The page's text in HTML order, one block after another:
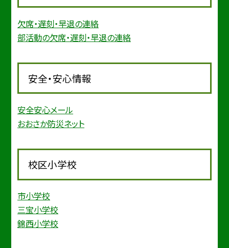
欠席・遅刻・早退の連絡
部活動の欠席・遅刻・早退の連絡
安全・安心情報
安全安心メール
おおさか防災ネット
校区小学校
市小学校
三宝小学校
錦西小学校